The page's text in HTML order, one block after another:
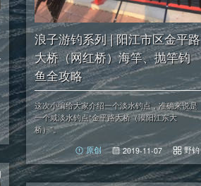
浪子游钓系列 | 阳江市区金平路
大桥（网红桥）海竿、抛竿钓
鱼全攻略
这次小编给大家介绍一个淡水钓点，准确来说是
一个咸淡水钓点“金平路大桥（漠阳江东大
桥）”。
原创 2019-11-07 野钓